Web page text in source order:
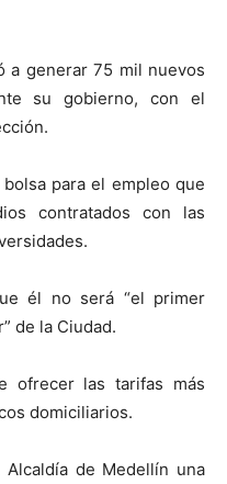
a generar 75 mil nuevos
su gobierno, con el
para el empleo que
contratados con las
él no será “el primer
de la Ciudad.
ofrecer las tarifas más
domiciliarios.
Alcaldía de Medellín una